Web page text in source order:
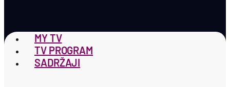
MY TV
TV PROGRAM
SADRŽAJI